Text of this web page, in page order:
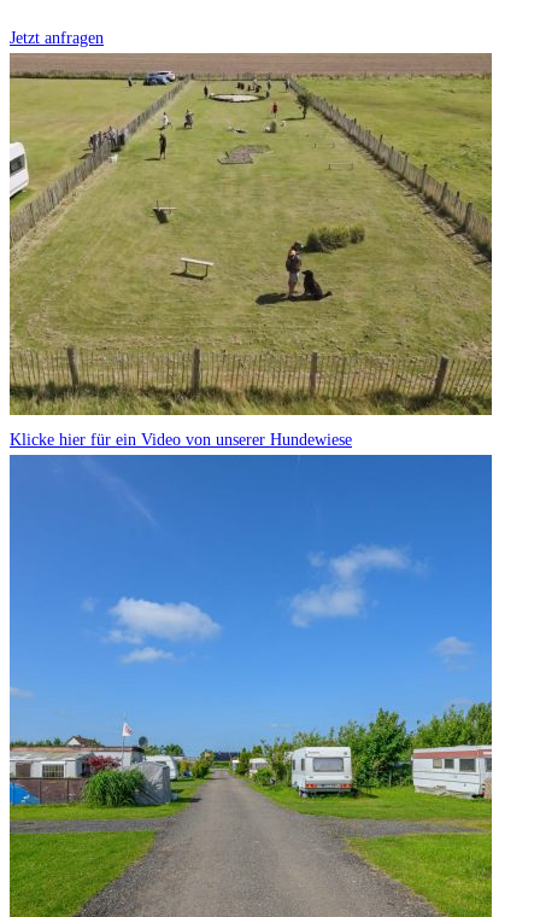
Jetzt anfragen
Klicke hier für ein Video von unserer Hundewiese